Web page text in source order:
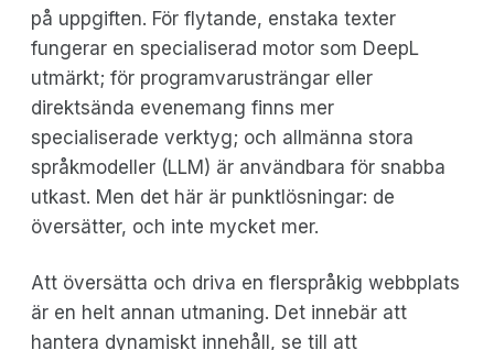
på uppgiften. För flytande, enstaka texter
fungerar en specialiserad motor som DeepL
utmärkt; för programvarusträngar eller
direktsända evenemang finns mer
specialiserade verktyg; och allmänna stora
språkmodeller (LLM) är användbara för snabba
utkast. Men det här är punktlösningar: de
översätter, och inte mycket mer.
Att översätta och driva en flerspråkig webbplats
är en helt annan utmaning. Det innebär att
hantera dynamiskt innehåll, se till att